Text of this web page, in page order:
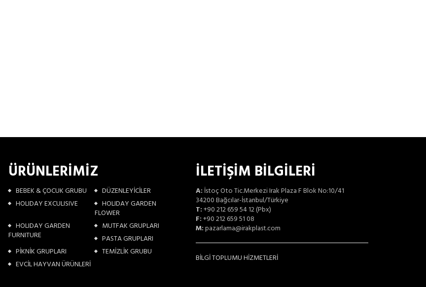
ÜRÜNLERİMİZ
BEBEK & ÇOCUK GRUBU
DÜZENLEYİCİLER
HOLIDAY EXCULISIVE
HOLIDAY GARDEN
FLOWER
HOLIDAY GARDEN
FURNITURE
MUTFAK GRUPLARI
PASTA GRUPLARI
PİKNİK GRUPLARI
TEMİZLİK GRUBU
EVCİL HAYVAN ÜRÜNLERİ
İLETİŞİM BİLGİLERİ
A: İstoç Oto Tic.Merkezi Irak Plaza F Blok No:10/41
34200 Bağcılar-İstanbul/Türkiye
T:+90 212 659 54 12 (Pbx)
F:+90 212 659 51 08
M:pazarlama@irakplast.com
BİLGİ TOPLUMU HİZMETLERİ